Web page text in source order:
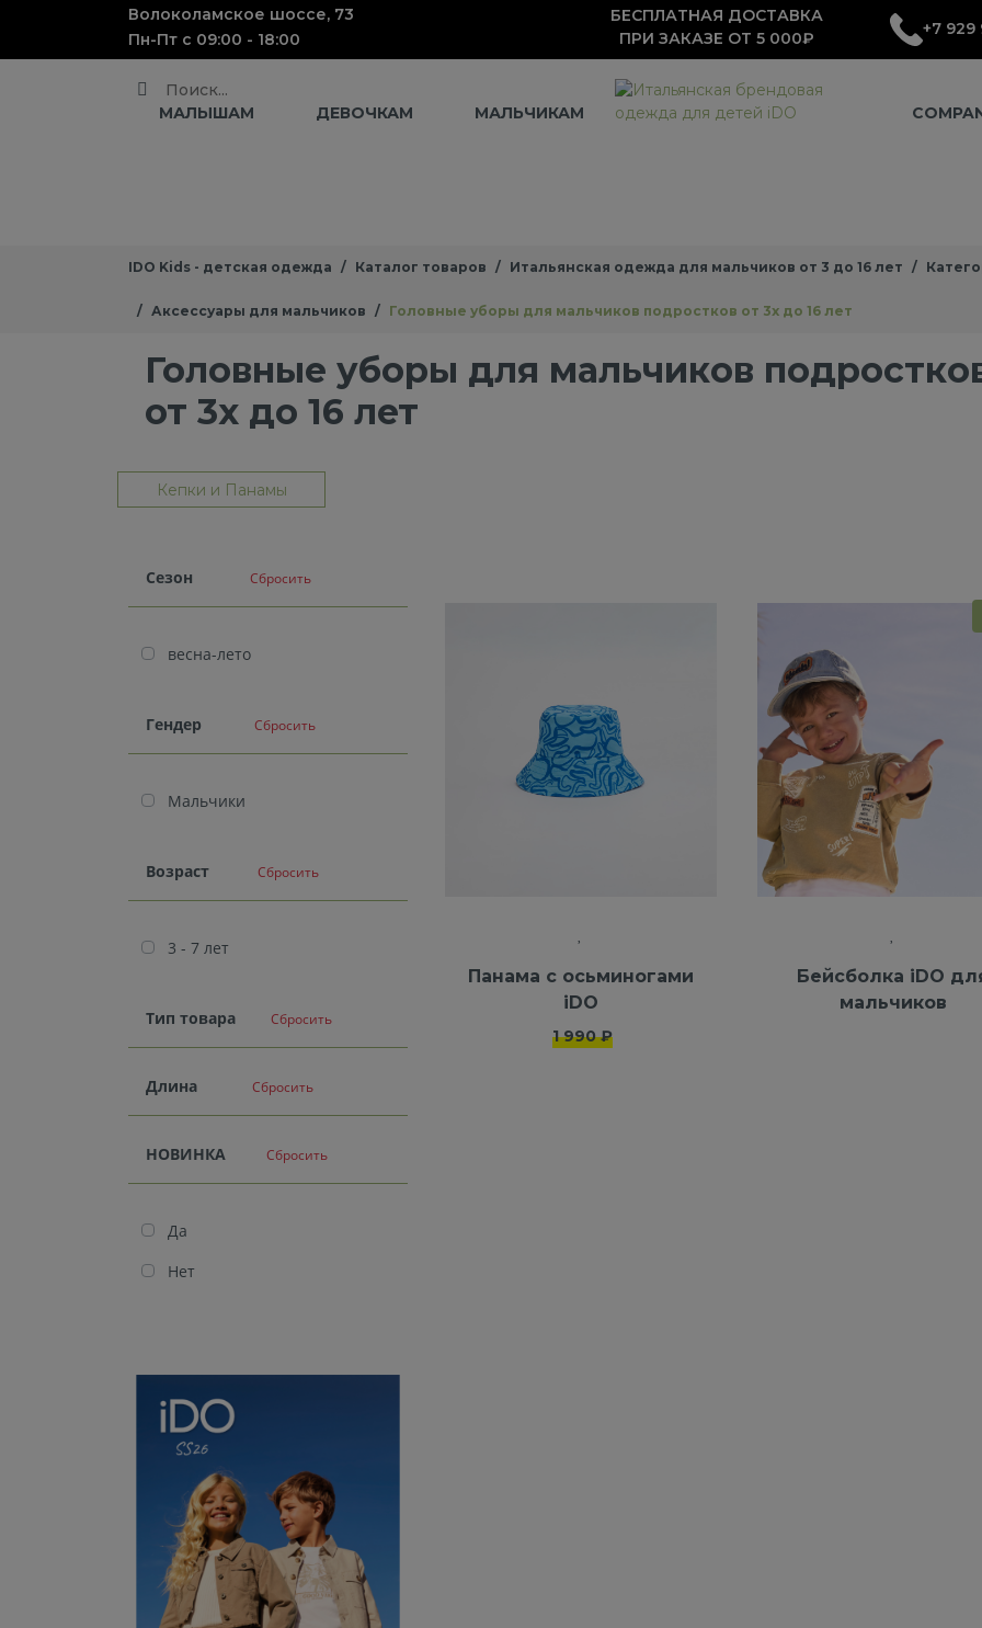
Волоколамское шоссе, 73
Пн-Пт с 09:00 - 18:00
БЕСПЛАТНАЯ ДОСТАВКА
ПРИ ЗАКАЗЕ ОТ 5 000₽
+7 929
Поиск
МАЛЫШАМ ДЕВОЧКАМ МАЛЬЧИКАМ
IDO Kids - детская одежда Каталог товаров Итальянская одежда для мальчиков от 3 до 16 лет
Аксессуары для мальчиков Головные уборы для мальчиков подростков от 3х до 16 лет
Головные уборы для мальчиков
от 3х до 16 лет
Кепки и Панамы
Cезон Сбросить
весна-лето
Гендер Сбросить
Мальчики
Возраст Сбросить
3 - 7 лет
Тип товара Сбросить
Длина Сбросить
НОВИНКА Сбросить
Да
Нет
Панама с осьминогами
iDO
1 990 ₽
Бейсболка iDO
мальчиков